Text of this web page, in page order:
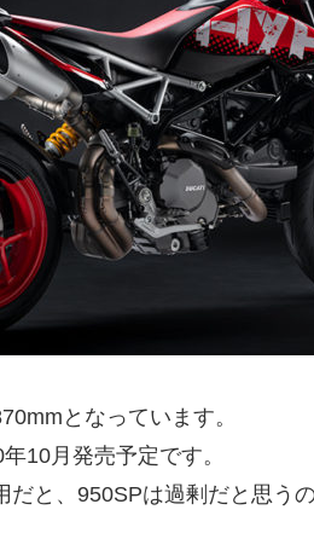
となっています。
10月発売予定です。
だと、950SPは過剰だと思う